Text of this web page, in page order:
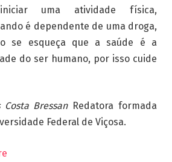
uma atividade física,
é dependente de uma droga,
se esqueça que a saúde é a
do ser humano, por isso cuide
Bressan Redatora formada
Federal de Viçosa.